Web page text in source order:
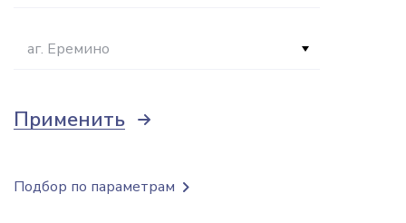
аг. Еремино
Применить
Подбор по параметрам